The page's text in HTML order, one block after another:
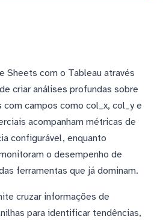
Sheets com o Tableau através
criar análises profundas sobre
com campos como col_x, col_y e
acompanham métricas de
configurável, enquanto
o desempenho de
ferramentas que já dominam.
cruzar informações de
para identificar tendências,